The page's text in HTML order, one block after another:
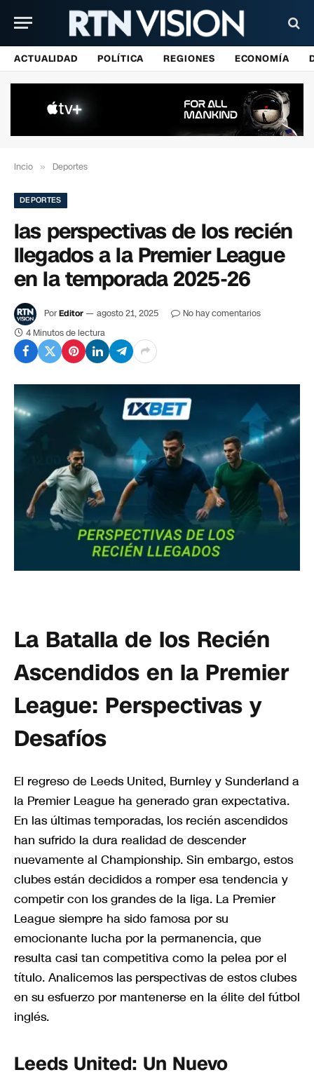
ACTUALIDAD POLÍTICA REGIONES ECONOMÍA
Incio » Deportes
DEPORTES
las perspectivas de los recién
llegados a la Premier League
en la temporada 2025-26
PorEditor agosto 21, 2025
No hay comentarios
4 Minutos de lectura
La Batalla de los Recién
Ascendidos en la Premier
League: Perspectivas y
Desafíos
El regreso de Leeds United, Burnley y Sunderland a
la Premier League ha generado gran expectativa.
En las últimas temporadas, los recién ascendidos
han sufrido la dura realidad de descender
nuevamente al Championship. Sin embargo, estos
clubes están decididos a romper esa tendencia y
competir con los grandes de la liga. La Premier
League siempre ha sido famosa por su
emocionante lucha por la permanencia, que
resulta casi tan competitiva como la pelea por el
título. Analicemos las perspectivas de estos clubes
en su esfuerzo por mantenerse en la élite del fútbol
inglés.
Leeds United: Un Nuevo